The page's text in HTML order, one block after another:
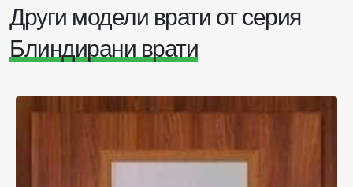
Други модели врати от серия
Блиндирани врати